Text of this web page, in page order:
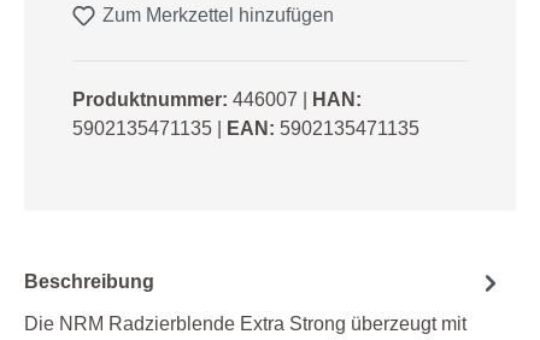
Zum Merkzettel hinzufügen
Produktnummer: 446007
HAN:
5902135471135
EAN: 5902135471135
Beschreibung
Die NRM Radzierblende Extra Strong überzeugt mit